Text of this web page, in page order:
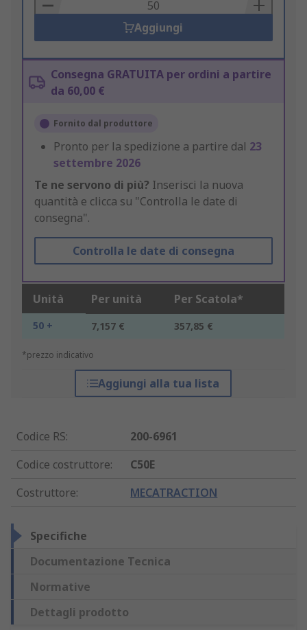
Aggiungi
Consegna GRATUITA per ordini a partire
da 60,00 €
Fornito dal produttore
Pronto per la spedizione a partire dal 23
settembre 2026
Te ne servono di più? Inserisci la nuova
quantità e clicca su "Controlla le date di
consegna".
Controlla le date di consegna
Unità Per unità Per Scatola*
50 + 7,157 € 357,85 €
*prezzo indicativo
Aggiungi alla tua lista
Codice RS:
200-6961
Codice costruttore:
C50E
Costruttore: MECATRACTION
Specifiche
Documentazione Tecnica
Normative
Dettagli prodotto